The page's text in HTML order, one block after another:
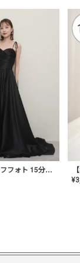
【大阪店】セルフフォト 15分撮り放題プラン
¥